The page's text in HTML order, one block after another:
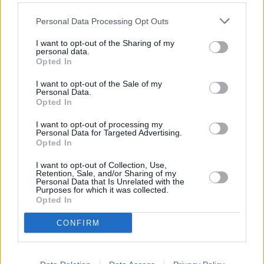
Personal Data Processing Opt Outs
I want to opt-out of the Sharing of my
personal data.
Opted In
I want to opt-out of the Sale of my
Personal Data.
Opted In
I want to opt-out of processing my
Personal Data for Targeted Advertising.
Opted In
I want to opt-out of Collection, Use,
Retention, Sale, and/or Sharing of my
Personal Data that Is Unrelated with the
Purposes for which it was collected.
Opted In
CONFIRM
Στην κατοχή του βρέθηκε και κατασχέθηκε η
αφαιρεθείσα αλυσίδα, η οποία αποδόθηκε